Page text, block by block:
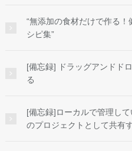
“無添加の食材だけで作る
シピ集”
[備忘録] ドラッグアンドド
る
[備忘録]ローカルで管理し
のプロジェクトとして共有